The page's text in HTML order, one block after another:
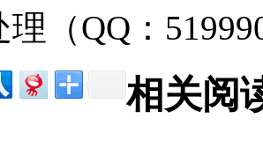
（QQ：
相关阅